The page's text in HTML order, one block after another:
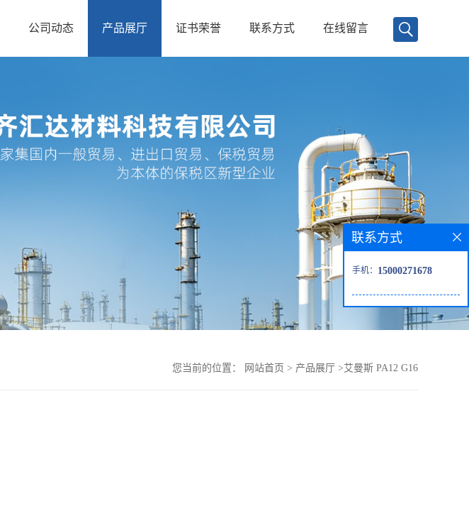
公司动态 产品展厅 证书荣誉 联系方式 在线留言
您当前的位置： 网站首页 > 产品展厅 >艾曼斯 PA12 G16
联系方式
手机： 15000271678